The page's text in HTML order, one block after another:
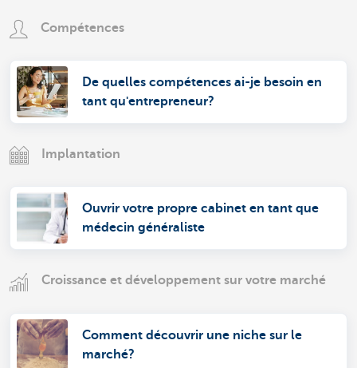
Compétences
De quelles compétences ai-je besoin en
tant qu'entrepreneur?
Implantation
Ouvrir votre propre cabinet en tant que
médecin généraliste
Croissance et développement sur votre marché
Comment découvrir une niche sur le
marché?